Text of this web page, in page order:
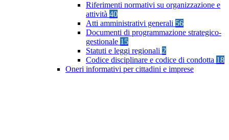
Riferimenti normativi su organizzazione e
attività 40
Atti amministrativi generali 56
Documenti di programmazione strategico-
gestionale 15
Statuti e leggi regionali 2
Codice disciplinare e codice di condotta 18
Oneri informativi per cittadini e imprese